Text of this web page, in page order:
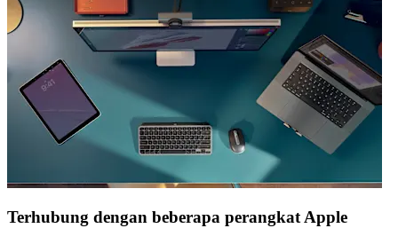
Terhubung dengan beberapa perangkat Apple